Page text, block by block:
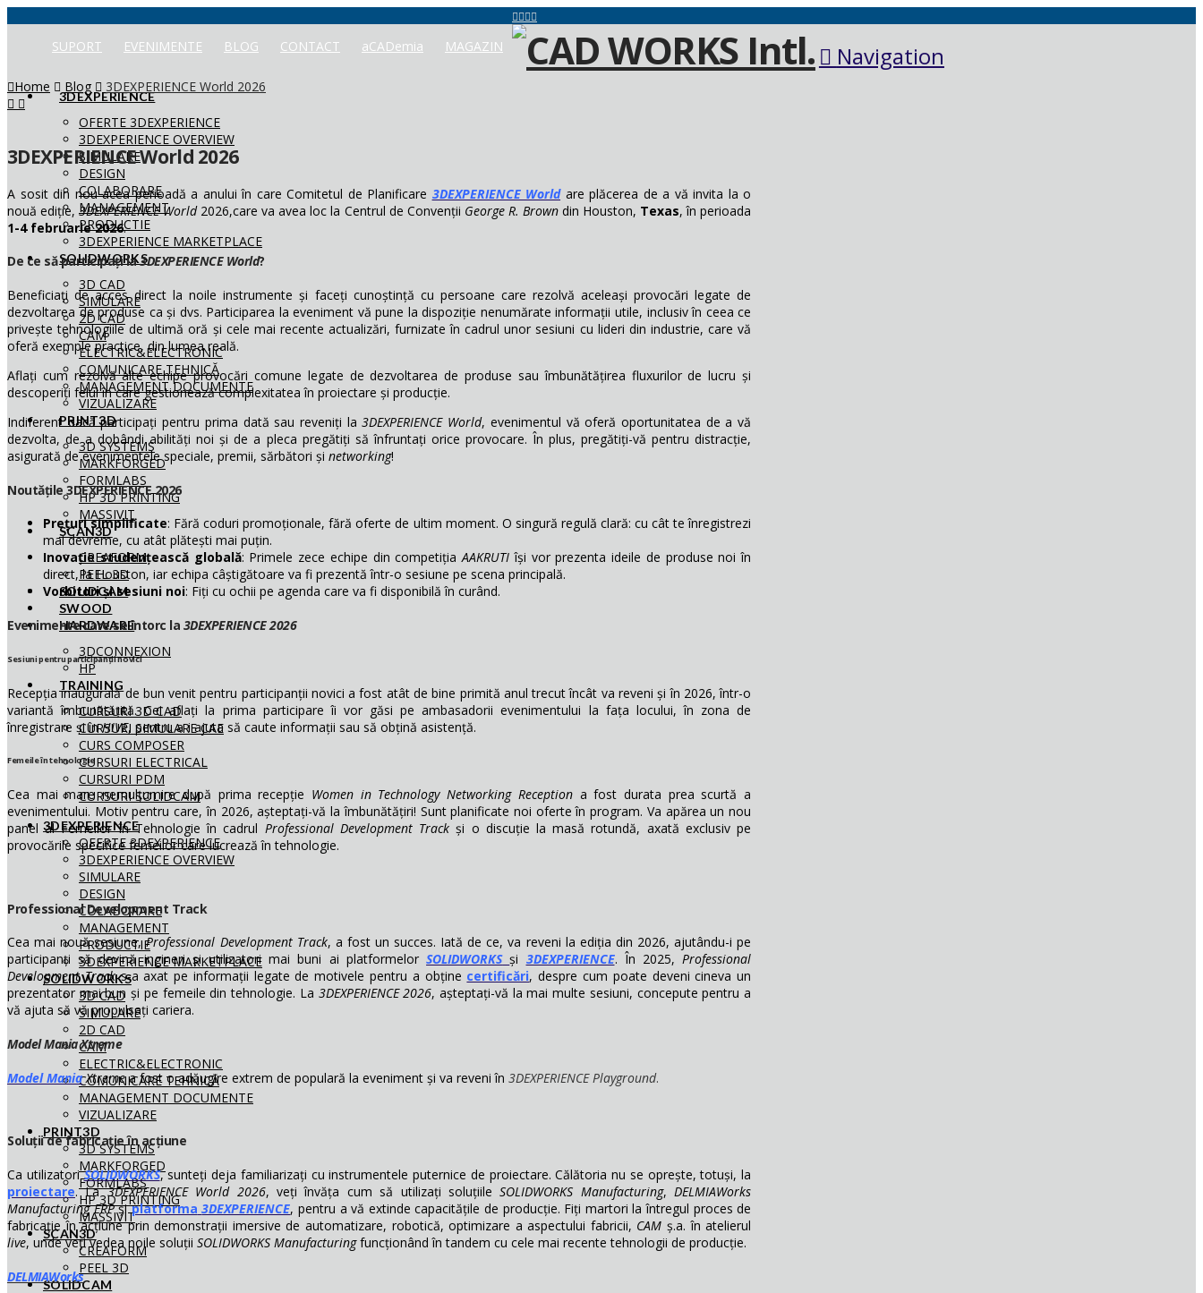
SUPORT EVENIMENTE BLOG CONTACT aCADemia MAGAZIN Navigation
3DEXPERIENCE
OFERTE 3DEXPERIENCE
3DEXPERIENCE OVERVIEW
SIMULARE
DESIGN
COLABORARE
MANAGEMENT
PRODUCTIE
3DEXPERIENCE MARKETPLACE
SOLIDWORKS
3D CAD
SIMULARE
2D CAD
CAM
ELECTRIC&ELECTRONIC
COMUNICARE TEHNICĂ
MANAGEMENT DOCUMENTE
VIZUALIZARE
PRINT3D
3D SYSTEMS
MARKFORGED
FORMLABS
HP 3D PRINTING
MASSIVIT
SCAN3D
CREAFORM
PEEL 3D
SOLIDCAM
SWOOD
HARDWARE
3DCONNEXION
HP
TRAINING
CURSURI 3D CAD
CURSURI SIMULARE CAE
CURS COMPOSER
CURSURI ELECTRICAL
CURSURI PDM
CURSURI SOLIDCAM
3DEXPERIENCE
OFERTE 3DEXPERIENCE
3DEXPERIENCE OVERVIEW
SIMULARE
DESIGN
COLABORARE
MANAGEMENT
PRODUCTIE
3DEXPERIENCE MARKETPLACE
SOLIDWORKS
3D CAD
SIMULARE
2D CAD
CAM
ELECTRIC&ELECTRONIC
COMUNICARE TEHNICĂ
MANAGEMENT DOCUMENTE
VIZUALIZARE
PRINT3D
3D SYSTEMS
MARKFORGED
FORMLABS
HP 3D PRINTING
MASSIVIT
SCAN3D
CREAFORM
PEEL 3D
SOLIDCAM
Home Blog 3DEXPERIENCE World 2026
3DEXPERIENCE World 2026
A sosit din nou acea perioadă a anului în care Comitetul de Planificare 3DEXPERIENCE Worldare plăcerea de a vă invita la o
nouă ediție,3DEXPERIENCE World2026,care va avea loc la Centrul de Convenții George R. Browndin Houston, Texas, în perioada
1-4 februarie 2026.
De ce să participați la3DEXPERIENCE World?
Beneficiați de acces direct la noile instrumente și faceți cunoștință cu persoane care rezolvă aceleași provocări legate de
dezvoltarea de produse ca și dvs. Participarea la eveniment vă pune la dispoziție nenumărate informații utile, inclusiv în ceea ce
privește tehnologiile de ultimă oră și cele mai recente actualizări, furnizate în cadrul unor sesiuni cu lideri din industrie, care vă
oferă exemple practice, din lumea reală.
Aflați cum rezolvă alte echipe provocări comune legate de dezvoltarea de produse sau îmbunătățirea fluxurilor de lucru și
descoperiți felul în care gestionează complexitatea în proiectare și producție.
Indiferent dacă participați pentru prima dată sau reveniți la3DEXPERIENCE World, evenimentul vă oferă oportunitatea de a vă
dezvolta, de a dobândi abilități noi și de a pleca pregătiți să înfruntați orice provocare. În plus, pregătiți-vă pentru distracție,
asigurată de evenimentele speciale, premii, sărbători și networking!
Noutățile 3DEXPERIENCE 2026
Prețuri simplificate: Fără coduri promoționale, fără oferte de ultim moment. O singură regulă clară: cu cât te înregistrezi
mai devreme, cu atât plătești mai puțin.
Inovație studențească globală: Primele zece echipe din competițiaAAKRUTI își vor prezenta ideile de produse noi în
direct, la Houston, iar echipa câștigătoare va fi prezentă într-o sesiune pe scena principală.
Vorbitori și sesiuni noi: Fiți cu ochii pe agenda care va fi disponibilă în curând.
Evenimente care se întorc la 3DEXPERIENCE 2026
Sesiuni pentru participanții novici
Recepția inaugurală de bun venit pentru participanții novici a fost atât de bine primită anul trecut încât va reveni și în 2026, într-o
variantă îmbunătățită. Cei aflați la prima participare îi vor găsi pe ambasadorii evenimentului la fața locului, în zona de
înregistrare și înHIVE, pentru a-i ajuta să caute informații sau să obțină asistență.
Femeile în tehnologie
Cea mai mare nemulțumire după prima recepție Women in Technology Networking Receptiona fost durata prea scurtă a
evenimentului. Motiv pentru care, în 2026, așteptați-vă la îmbunătățiri! Sunt planificate noi oferte în program. Va apărea un nou
panel al Femeilor în Tehnologie în cadrul Professional Development Track și o discuție la masă rotundă, axată exclusiv pe
provocările specifice femeilor care lucrează în tehnologie.
Professional Development Track
Cea mai nouă sesiune,Professional Development Track, a fost un succes. Iată de ce, va reveni la ediția din 2026, ajutându-i pe
participanți să devină ingineri și utilizatori mai buni ai platformelorSOLIDWORKS și 3DEXPERIENCE. În 2025,Professional
Development Tracks-a axat pe informații legate de motivele pentru a obține certificări, despre cum poate deveni cineva un
prezentator mai bun și pe femeile din tehnologie. La 3DEXPERIENCE 2026, așteptați-vă la mai multe sesiuni, concepute pentru a
vă ajuta să vă propulsați cariera.
Model Mania Xtreme
Model ManiaXtremea fost o adăugire extrem de populară la eveniment și va reveni în 3DEXPERIENCE Playground.
Soluții de fabricație în acțiune
Ca utilizatoriSOLIDWORKS, sunteți deja familiarizați cu instrumentele puternice de proiectare. Călătoria nu se oprește, totuși, la
proiectare. La3DEXPERIENCE World 2026, veți învăța cum să utilizați soluțiileSOLIDWORKS Manufacturing,DELMIAWorks
Manufacturing ERPșiplatforma 3DEXPERIENCE, pentru a vă extinde capacitățile de producție. Fiți martori la întregul proces de
fabricație în acțiune prin demonstrații imersive de automatizare, robotică, optimizare a aspectului fabricii, CAM ș.a. în atelierul
live, unde veți vedea noile soluții SOLIDWORKS Manufacturingfuncționând în tandem cu cele mai recente tehnologii de producție.
DELMIAWorks